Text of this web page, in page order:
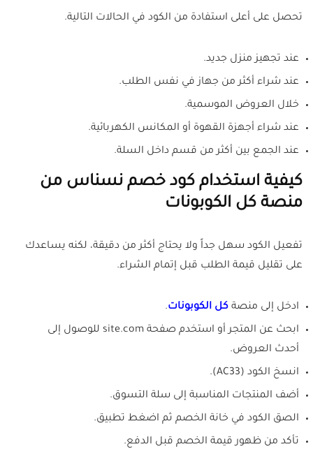
تحصل على أعلى استفادة من الكود في الحالات التالية.
عند تجهيز منزل جديد.
عند شراء أكثر من جهاز في نفس الطلب.
خلال العروض الموسمية.
عند شراء أجهزة القهوة أو المكانس الكهربائية.
عند الجمع بين أكثر من قسم داخل السلة.
كيفية استخدام كود خصم نسناس من
منصة كل الكوبونات
تفعيل الكود سهل جداً ولا يحتاج أكثر من دقيقة، لكنه يساعدك
على تقليل قيمة الطلب قبل إتمام الشراء.
ادخل إلى منصة كل الكوبونات.
ابحث عن المتجر أو استخدم صفحة site.com للوصول إلى
أحدث العروض.
انسخ الكود (AC33).
أضف المنتجات المناسبة إلى سلة التسوق.
الصق الكود في خانة الخصم ثم اضغط تطبيق.
تأكد من ظهور قيمة الخصم قبل الدفع.